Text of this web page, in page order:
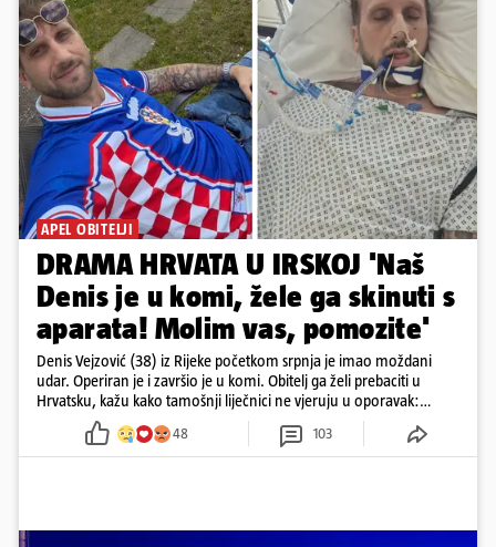
APEL OBITELJI
DRAMA HRVATA U IRSKOJ 'Naš
Denis je u komi, žele ga skinuti s
aparata! Molim vas, pomozite'
Denis Vejzović (38) iz Rijeke početkom srpnja je imao moždani
udar. Operiran je i završio je u komi. Obitelj ga želi prebaciti u
Hrvatsku, kažu kako tamošnji liječnici ne vjeruju u oporavak:
'Imamo 72 sata'
48 103